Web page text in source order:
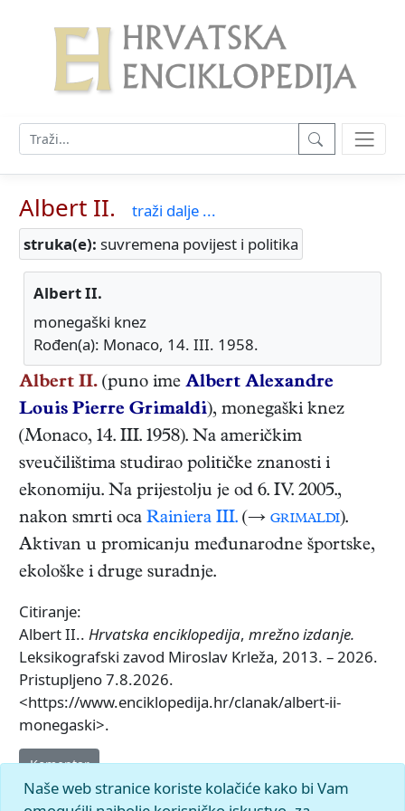
Albert II.
traži dalje ...
struka(e): suvremena povijest i politika
Albert II.
monegaški knez
Rođen(a): Monaco, 14. III. 1958.
Albert II. (puno ime Albert Alexandre
Louis Pierre Grimaldi), monegaški knez
(Monaco, 14. III. 1958). Na američkim
sveučilištima studirao političke znanosti i
ekonomiju. Na prijestolju je od 6. IV. 2005.,
nakon smrti oca Rainiera III. (→ grimaldi).
Aktivan u promicanju međunarodne športske,
ekološke i druge suradnje.
Citiranje:
Albert II.. Hrvatska enciklopedija, mrežno izdanje.
Leksikografski zavod Miroslav Krleža, 2013. – 2026.
Pristupljeno 7.8.2026.
<https://www.enciklopedija.hr/clanak/albert-ii-
monegaski>.
Komentar
Naše web stranice koriste kolačiće kako bi Vam